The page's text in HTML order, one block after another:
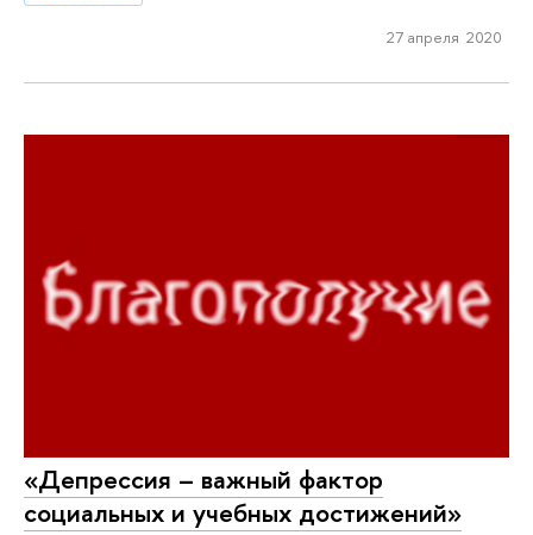
27 апреля 2020
«Депрессия – важный фактор
социальных и учебных достижений»